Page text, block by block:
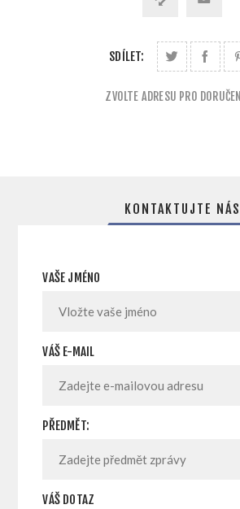
SDÍLET:
ZVOLTE ADRESU PRO DORUČENÍ
KONTAKTUJTE NÁS
VAŠE JMÉNO
VÁŠ E-MAIL
PŘEDMĚT:
VÁŠ DOTAZ